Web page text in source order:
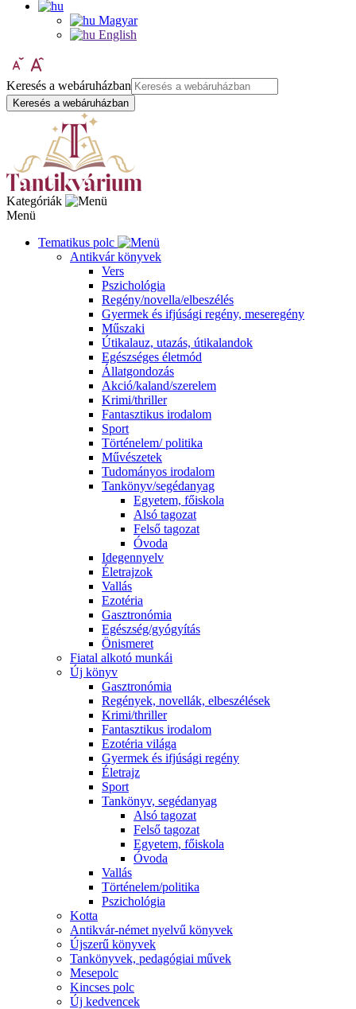
Magyar
English
Keresés a webáruházban
Keresés a webáruházban
Kategóriák
Menü
Tematikus polc
Antikvár könyvek
Vers
Pszichológia
Regény/novella/elbeszélés
Gyermek és ifjúsági regény, meseregény
Műszaki
Útikalauz, utazás, útikalandok
Egészséges életmód
Állatgondozás
Akció/kaland/szerelem
Krimi/thriller
Fantasztikus irodalom
Sport
Történelem/ politika
Művészetek
Tudományos irodalom
Tankönyv/segédanyag
Egyetem, főiskola
Alsó tagozat
Felső tagozat
Óvoda
Idegennyelv
Életrajzok
Vallás
Ezotéria
Gasztronómia
Egészség/gyógyítás
Önismeret
Fiatal alkotó munkái
Új könyv
Gasztronómia
Regények, novellák, elbeszélések
Krimi/thriller
Fantasztikus irodalom
Ezotéria világa
Gyermek és ifjúsági regény
Életrajz
Sport
Tankönyv, segédanyag
Alsó tagozat
Felső tagozat
Egyetem, főiskola
Óvoda
Vallás
Történelem/politika
Pszichológia
Kotta
Antikvár-német nyelvű könyvek
Újszerű könyvek
Tankönyvek, pedagógiai művek
Mesepolc
Kincses polc
Új kedvencek